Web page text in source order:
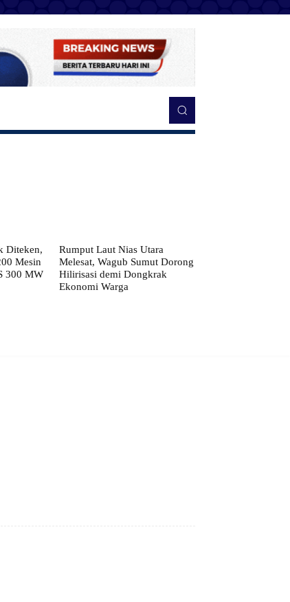
Diteken,
Mesin
300 MW
Rumput Laut Nias Utara
Melesat, Wagub Sumut Dorong
Hilirisasi demi Dongkrak
Ekonomi Warga